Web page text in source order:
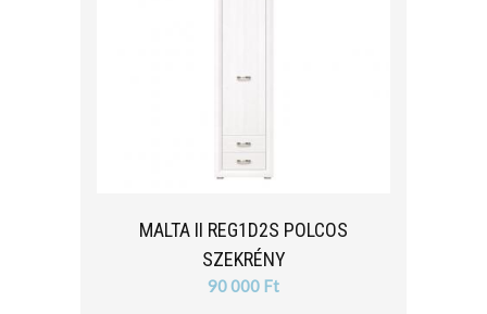
MALTA II REG1D2S POLCOS
SZEKRÉNY
90 000 Ft